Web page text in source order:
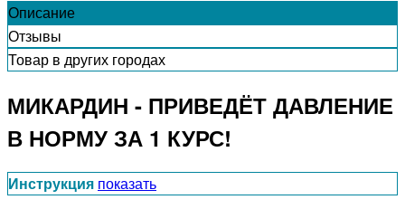
Описание
Отзывы
Товар в других городах
МИКАРДИН - ПРИВЕДЁТ ДАВЛЕНИЕ
В НОРМУ ЗА 1 КУРС!
Инструкция показать